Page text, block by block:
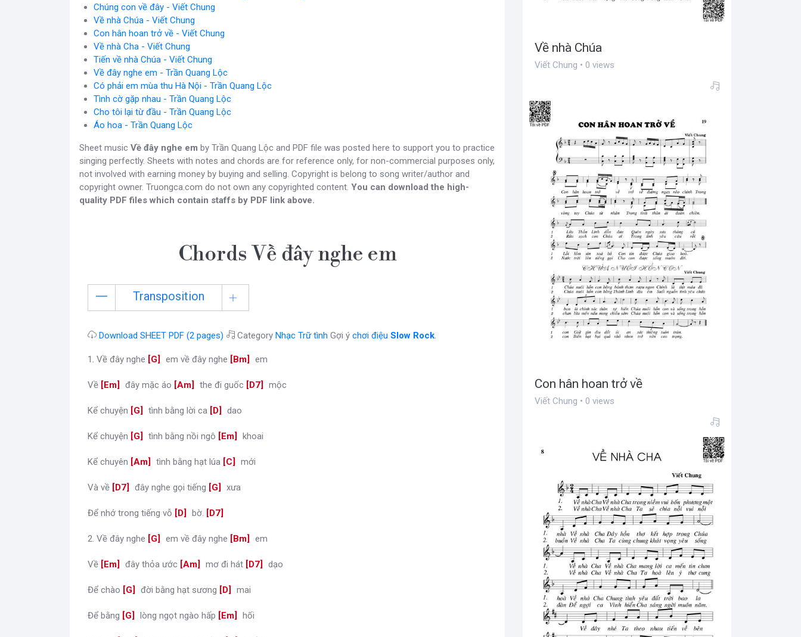
Chúng con về đây - Viết Chung
Về nhà Chúa - Viết Chung
Con hân hoan trở về - Viết Chung
Về nhà Cha - Viết Chung
Tiến về nhà Chúa - Viết Chung
Về đây nghe em - Trần Quang Lộc
Có phải em mùa thu Hà Nội - Trần Quang Lộc
Tình cờ gặp nhau - Trần Quang Lộc
Cho tôi lại từ đầu - Trần Quang Lộc
Áo hoa - Trần Quang Lộc
Sheet music Về đây nghe em by Trần Quang Lộc and PDF file was posted here to support you to practice
singing perfectly. Sheets with notes and chords are for reference only, for non-commercial purposes only,
not involved with earning money by buying and selling. Copyright is belong to song writer/author and
copyright owner. Truongca.com do not own any copyrighted content. You can download the high-
quality PDF files which contain staffs by PDF link above.
Chords Về đây nghe em
Transposition
Download SHEET PDF (2 pages) Category Nhạc Trữ tình Gợi ý chơi điệu Slow Rock.
1. Về đây nghe [G em về đây nghe [Bm em
Về [Em đây mặc áo [Am the đi guốc [D7 mộc
Kể chuyện [G tình bằng lời ca [D dao
Kể chuyện [G tình bằng nồi ngô [Em khoai
Kể chuyên [Am tình bằng hạt lúa [C mới
Và về [D7 đây nghe gọi tiếng [G xưa
Để nhớ trong tiếng vỗ [D bờ. [D7
2. Về đây nghe [G em về đây nghe [Bm em
Về [Em đây thỏa ước [Am mơ đi hát [D7 dạo
Để chào [G đời bằng hạt sương [D mai
Để bằng [G lòng ngọt ngào hấp [Em hối
Về nhà Chúa
Viết Chung • 0 views
Con hân hoan trở về
Viết Chung • 0 views